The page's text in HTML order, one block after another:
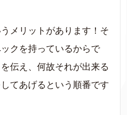
うメリットがあります！そ
クを持っているからで
伝え、何故それが出来る
てあげるという順番です